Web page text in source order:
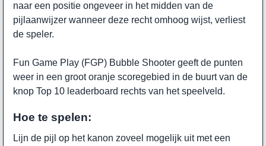
naar een positie ongeveer in het midden van de
pijlaanwijzer wanneer deze recht omhoog wijst, verliest
de speler.
Fun Game Play (FGP) Bubble Shooter geeft de punten
weer in een groot oranje scoregebied in de buurt van de
knop Top 10 leaderboard rechts van het speelveld.
Hoe te spelen:
Lijn de pijl op het kanon zoveel mogelijk uit met een